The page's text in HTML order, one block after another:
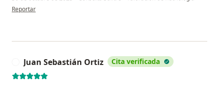
en opinión del usuario Martín
Reportar
Juan Sebastián Ortiz Cita verificada